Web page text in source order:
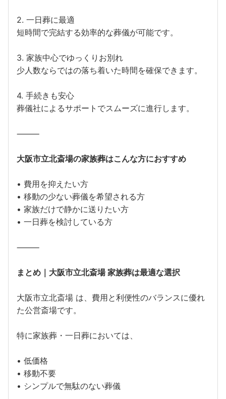
2. 一日葬に最適
短時間で完結する効率的な葬儀が可能です。
3. 家族中心でゆっくりお別れ
少人数ならではの落ち着いた時間を確保できます。
4. 手続きも安心
葬儀社によるサポートでスムーズに進行します。
⸻
大阪市立北斎場の家族葬はこんな方におすすめ
• 費用を抑えたい方
• 移動の少ない葬儀を希望される方
• 家族だけで静かに送りたい方
• 一日葬を検討している方
⸻
まとめ｜大阪市立北斎場 家族葬は最適な選択
大阪市立北斎場 は、費用と利便性のバランスに優れ
た公営斎場です。
特に家族葬・一日葬においては、
• 低価格
• 移動不要
• シンプルで無駄のない葬儀